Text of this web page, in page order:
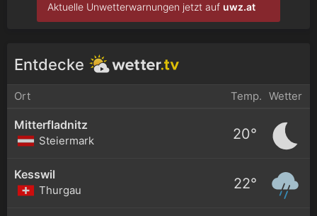
Aktuelle Unwetterwarnungen jetzt auf uwz.at
Entdecke
Ort Temp. Wetter
Mitterfladnitz
Steiermark 20°
Kesswil
Thurgau 22°